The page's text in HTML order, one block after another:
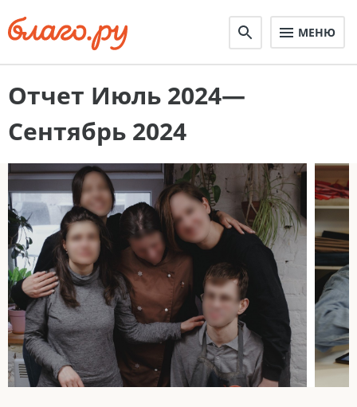
МЕНЮ
Отчет Июль 2024—
Сентябрь 2024